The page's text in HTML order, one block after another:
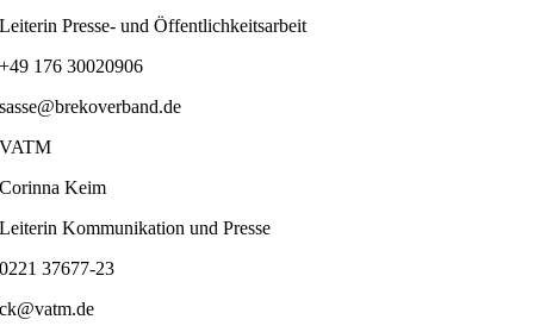
Leiterin Presse- und Öffentlichkeitsarbeit
+49 176 30020906
sasse@brekoverband.de
VATM
Corinna Keim
Leiterin Kommunikation und Presse
0221 37677-23
ck@vatm.de